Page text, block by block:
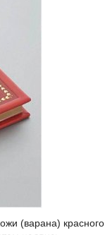
(варана) красного